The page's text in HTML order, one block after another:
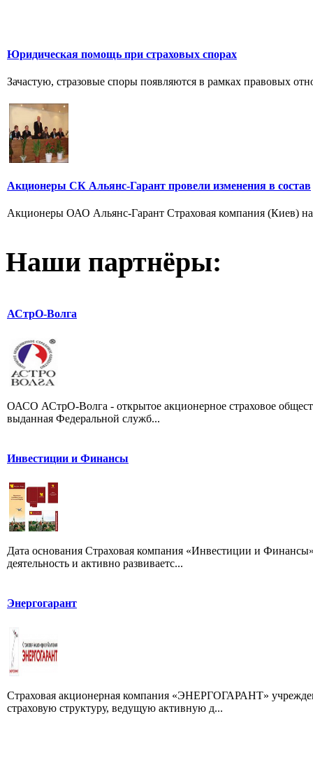
Юридическая помощь при страховых спорах
Зачастую, стразовые споры появляются в рамках правовых
Акционеры СК Альянс-Гарант провели изменения в состав
Акционеры ОАО Альянс-Гарант Страховая компания (Киев)
Наши партнёры:
АСтрО-Волга
ОАСО АСтрО-Волга - открытое акционерное страховое
выданная Федеральной служб...
Инвестиции и Финансы
Дата основания Страховая компания «Инвестиции и
деятельность и активно развиваетс...
Энергогарант
Страховая акционерная компания «ЭНЕРГОГАРАНТ»
страховую структуру, ведущую активную д...